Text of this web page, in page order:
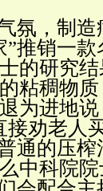
氛，制
推销一款
的研究
粘稠物
为进地
接劝老人
通的压
中科院